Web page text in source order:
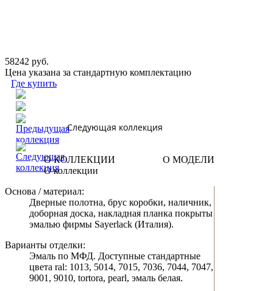
58242 руб.
Цена указана за стандартную комплектацию
Где купить
Следующая коллекция
О КОЛЛЕКЦИИ
О МОДЕЛИ
О коллекции
Основа / материал:
Дверные полотна, брус коробки, наличник,
доборная доска, накладная планка покрыты
эмалью фирмы Sayerlack (Италия).
Варианты отделки:
Эмаль по МФД. Доступные стандартные
цвета ral: 1013, 5014, 7015, 7036, 7044, 7047,
9001, 9010, tortora, pearl, эмаль белая.